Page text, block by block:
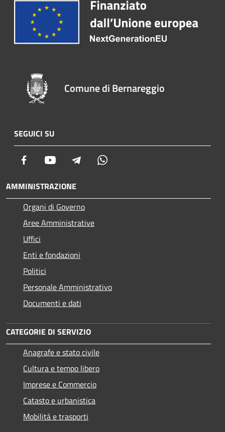
Comune di Bernareggio
SEGUICI SU
Facebook Youtube Telegram
AMMINISTRAZIONE
Organi di Governo
Aree Amministrative
Uffici
Enti e fondazioni
Politici
Personale Amministrativo
Documenti e dati
CATEGORIE DI SERVIZIO
Anagrafe e stato civile
Cultura e tempo libero
Imprese e Commercio
Catasto e urbanistica
Mobilità e trasporti